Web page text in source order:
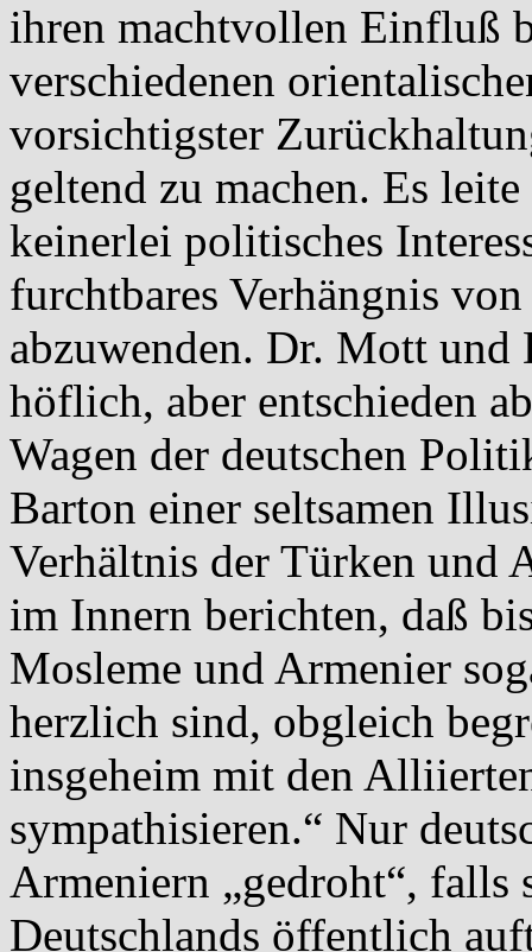
ihren machtvollen Einfluß
verschiedenen
vorsichtigster
geltend zu machen. Es
keinerlei politisches
furchtbares Verhängnis
abzuwenden. Dr. Mott und
höflich, aber entschieden
Wagen der deutschen
Barton einer seltsamen
Verhältnis der Türken und
im Innern berichten, daß
Mosleme und Armenier
herzlich sind, obgleich
insgeheim mit den
sympathisieren.“ Nur
Armeniern „gedroht“, falls
Deutschlands öffentlich